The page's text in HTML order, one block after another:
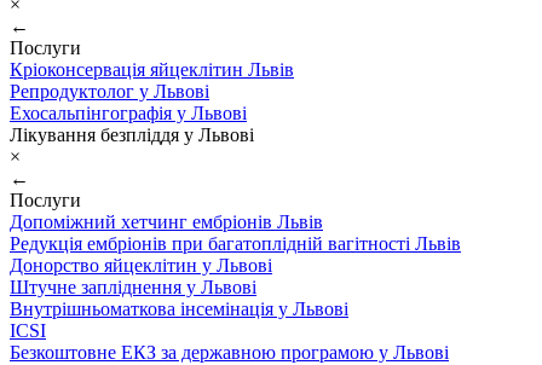
×
←
Послуги
Кріоконсервація яйцеклітин Львів
Репродуктолог у Львові
Ехосальпінгографія у Львові
Лікування безпліддя у Львові
×
←
Послуги
Допоміжний хетчинг ембріонів Львів
Редукція ембріонів при багатоплідній вагітності Львів
Донорство яйцеклітин у Львові
Штучне запліднення у Львові
Внутрішньоматкова інсемінація у Львові
ICSI
Безкоштовне ЕКЗ за державною програмою у Львові